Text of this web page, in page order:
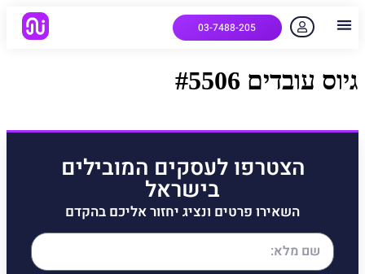
03-7488-205
גיוס עובדים #5506
הצטרפו לעסקים המובילים
בישראל
השאירו פרטים ונציג יחזור אליכם בהקדם